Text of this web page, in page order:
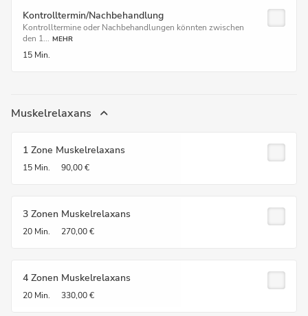
Kontrolltermin/Nachbehandlung
Kontrolltermine oder Nachbehandlungen könnten zwischen
den 1... MEHR
15 Min.
Muskelrelaxans
1 Zone Muskelrelaxans
15 Min. 90,00 €
3 Zonen Muskelrelaxans
20 Min. 270,00 €
4 Zonen Muskelrelaxans
20 Min. 330,00 €